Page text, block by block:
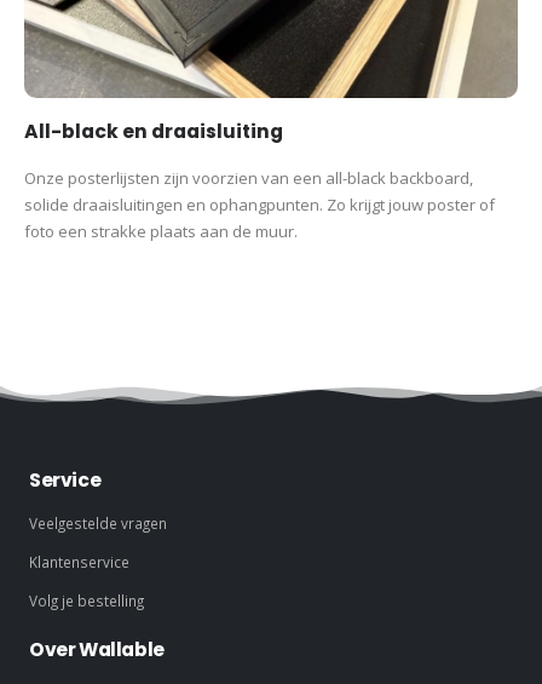
All-black en draaisluiting
Onze posterlijsten zijn voorzien van een all-black backboard,
solide draaisluitingen en ophangpunten. Zo krijgt jouw poster of
foto een strakke plaats aan de muur.
Service
Veelgestelde vragen
Klantenservice
Volg je bestelling
Over Wallable